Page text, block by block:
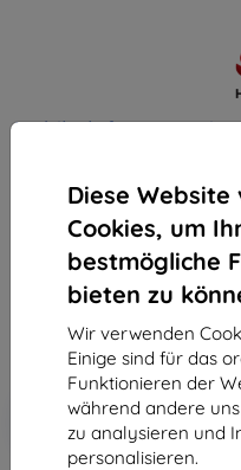
Diese
Cookies, um
bestmögliche
bieten zu
Wir verwenden
Einige sind für das
Funktionieren der
während andere
zu analysieren und
personalisieren.
Mobiltelefon Huawei
Kaufen Sie dieses
Rabatt
auf
169,90 €
152,90 €
ohne MWSt 128,49 €
-10%
Rabatt mit
EXTRA10